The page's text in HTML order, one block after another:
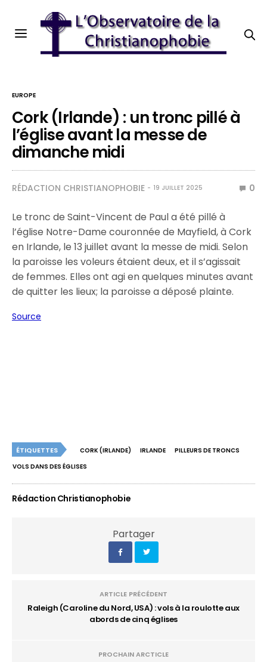
EUROPE
Cork (Irlande) : un tronc pillé à
l’église avant la messe de
dimanche midi
RÉDACTION CHRISTIANOPHOBIE 19 JUILLET 2025 0
Le tronc de Saint-Vincent de Paul a été pillé à
l’église Notre-Dame couronnée de Mayfield, à Cork
en Irlande, le 13 juillet avant la messe de midi. Selon
la paroisse les voleurs étaient deux, et il s’agissait
de femmes. Elles ont agi en quelques minutes avant
de quitter les lieux; la paroisse a déposé plainte.
Source
ÉTIQUETTES CORK (IRLANDE) IRLANDE
PILLEURS DE TRONCS
VOLS DANS DES ÉGLISES
Rédaction Christianophobie
Partager
ARTICLE PRÉCÉDENT
Raleigh (Caroline du Nord, USA) : vols à la roulotte aux
abords de cinq églises
PROCHAIN ARCTICLE